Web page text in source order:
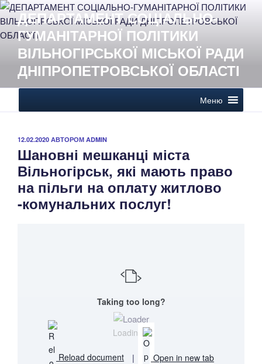
Перейти
до
вмісту
ДЕПАРТАМЕНТ СОЦІАЛЬНО-
ГУМАНІТАРНОЇ ПОЛІТИКИ
ВІЛЬНОГІРСЬКОЇ МІСЬКОЇ РАДИ
ДНІПРОПЕТРОВСЬКОЇ ОБЛАСТІ
Меню
ОПУБЛІКОВАНО
12.02.2020 АВТОРОМ ADMIN
Шановні мешканці міста
Вільногірськ, які мають право
на пільги на оплату житлово
-комунальних послуг!
Loading...
Taking too long?
Reload document | Open in new tab